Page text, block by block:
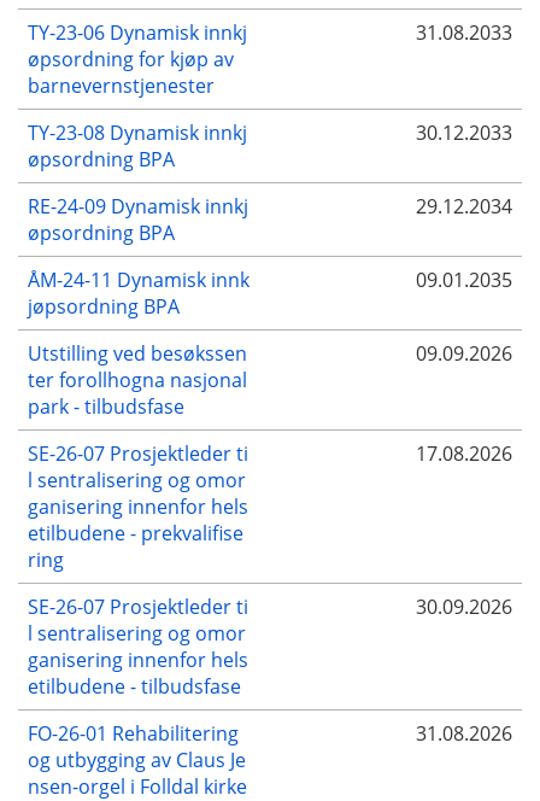
TY-23-06 Dynamisk innkj
øpsordning for kjøp av
barnevernstjenester
31.08.2033
TY-23-08 Dynamisk innkj
øpsordning BPA
30.12.2033
RE-24-09 Dynamisk innkj
øpsordning BPA
29.12.2034
ÅM-24-11 Dynamisk innk
jøpsordning BPA
09.01.2035
Utstilling ved besøkssen
ter forollhogna nasjonal
park - tilbudsfase
09.09.2026
SE-26-07 Prosjektleder ti
l sentralisering og omor
ganisering innenfor hels
etilbudene - prekvalifise
ring
17.08.2026
SE-26-07 Prosjektleder ti
l sentralisering og omor
ganisering innenfor hels
etilbudene - tilbudsfase
30.09.2026
FO-26-01 Rehabilitering
og utbygging av Claus Je
nsen-orgel i Folldal kirke
31.08.2026